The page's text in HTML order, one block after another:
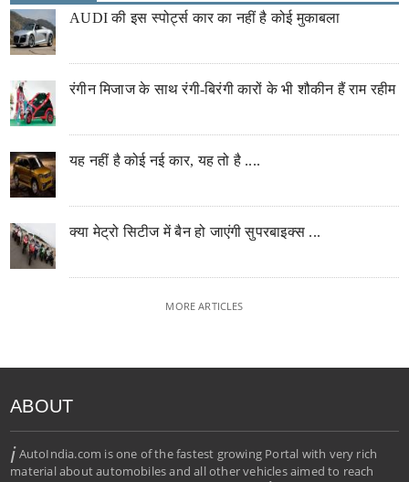
AUDI की इस स्पोर्ट्स कार का नहीं है कोई मुकाबला
रंगीन मिजाज के साथ रंगी-बिरंगी कारों के भी शौकीन हैं राम रहीम
यह नहीं है कोई नई कार, यह तो है ....
क्या मेट्रो सिटीज में बैन हो जाएंगी सुपरबाइक्स ...
MORE ARTICLES
ABOUT
iAutoIndia.com is one of the fastest growing Portal with very rich
material about automobiles and all other vehicles aimed to reach